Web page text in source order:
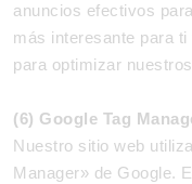
anuncios efectivos
más interesante para
para optimizar
(6) Google Tag
Nuestro sitio web
Manager» de Google.